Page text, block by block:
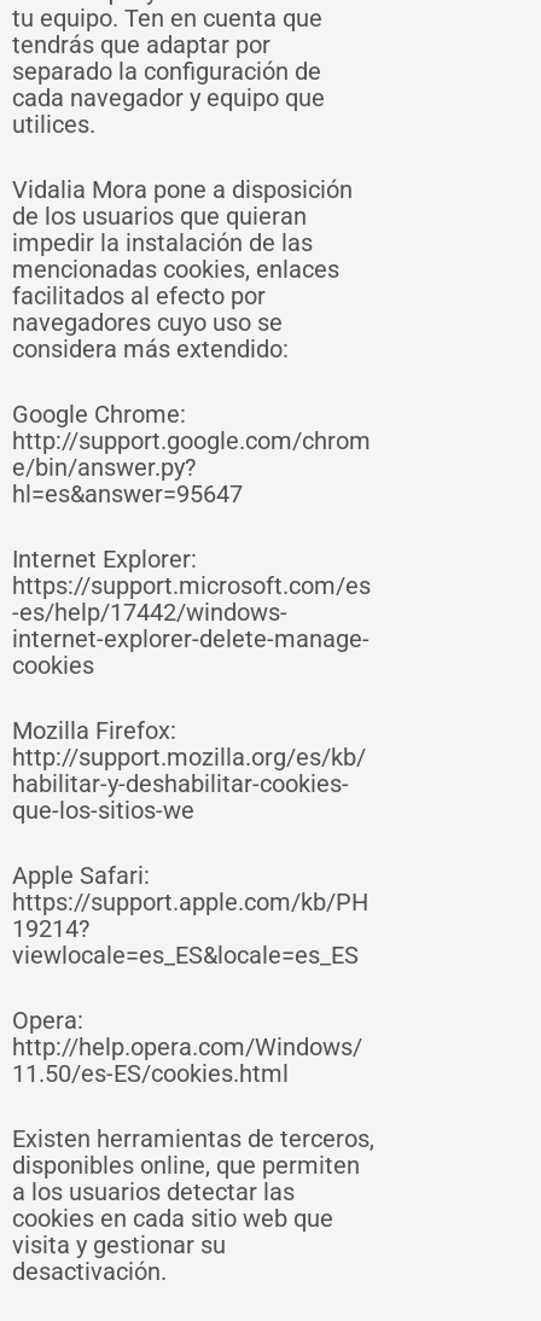
tu equipo. Ten en cuenta que
tendrás que adaptar por
separado la configuración de
cada navegador y equipo que
utilices.
Vidalia Mora pone a disposición
de los usuarios que quieran
impedir la instalación de las
mencionadas cookies, enlaces
facilitados al efecto por
navegadores cuyo uso se
considera más extendido:
Google Chrome:
http://support.google.com/chrom
e/bin/answer.py?
hl=es&answer=95647
Internet Explorer:
https://support.microsoft.com/es
-es/help/17442/windows-
internet-explorer-delete-manage-
cookies
Mozilla Firefox:
http://support.mozilla.org/es/kb/
habilitar-y-deshabilitar-cookies-
que-los-sitios-we
Apple Safari:
https://support.apple.com/kb/PH
19214?
viewlocale=es_ES&locale=es_ES
Opera:
http://help.opera.com/Windows/
11.50/es-ES/cookies.html
Existen herramientas de terceros,
disponibles online, que permiten
a los usuarios detectar las
cookies en cada sitio web que
visita y gestionar su
desactivación.